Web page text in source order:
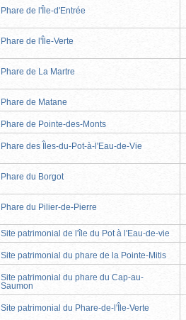
Phare de l'Île-d'Entrée
Phare de l'Île-Verte
Phare de La Martre
Phare de Matane
Phare de Pointe-des-Monts
Phare des Îles-du-Pot-à-l'Eau-de-Vie
Phare du Borgot
Phare du Pilier-de-Pierre
Site patrimonial de l'île du Pot à l'Eau-de-vie
Site patrimonial du phare de la Pointe-Mitis
Site patrimonial du phare du Cap-au-
Saumon
Site patrimonial du Phare-de-l'Île-Verte